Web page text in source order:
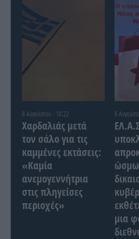
8 Αυγούστου - 10:22
Χαρδαλιάς μετά
τον σάλο για τις
καμμένες εκτάσεις:
«Καμία
ανεμογεννήτρια
στις πληγείσες
περιοχές»
8
μια